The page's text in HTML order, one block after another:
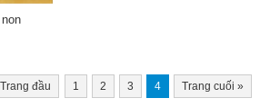
Trang đầu 1 2 3 4 Trang cuối »